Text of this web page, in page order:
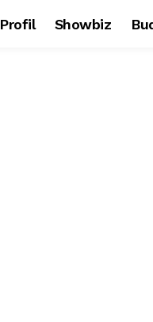
Profil Showbiz